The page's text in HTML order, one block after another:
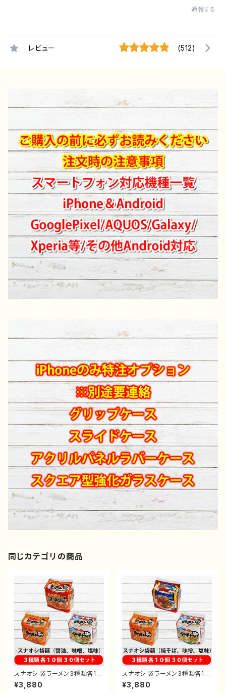
通報する
レビュー (512)
同じカテゴリの商品
スナオシ 袋ラーメン3種類各10
食セット(しょうゆ10食・みそ10
食・塩10食)（合計30食） 【送
¥3,880
スナオシ 袋ラーメン3種類各10
食セット(焼きそば10食・みそ10
食・塩10食)（合計30食） 【送
¥3,880